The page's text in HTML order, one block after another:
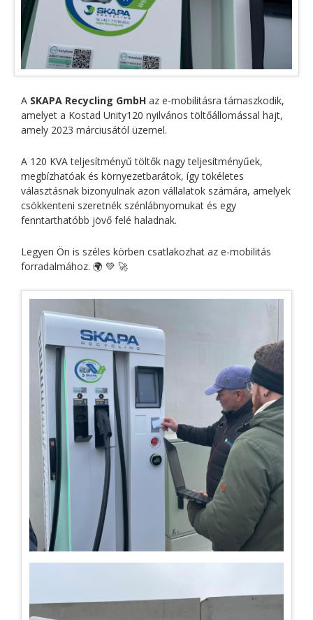
ASKAPA Recycling GmbHaz e-mobilitásra támaszkodik,
amelyet a Kostad Unity120 nyilvános töltőállomással hajt,
amely 2023 márciusától üzemel.
A 120 KVA teljesítményű töltők nagy teljesítményűek,
megbízhatóak és környezetbarátok, így tökéletes
választásnak bizonyulnak azon vállalatok számára, amelyek
csökkenteni szeretnék szénlábnyomukat és egy
fenntarthatóbb jövő felé haladnak.
Legyen Ön is széles körben csatlakozhat az e-mobilitás
forradalmához. 🌍 💚 🚀